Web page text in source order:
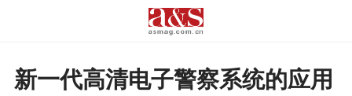
新一代高清电子警察系统的应用